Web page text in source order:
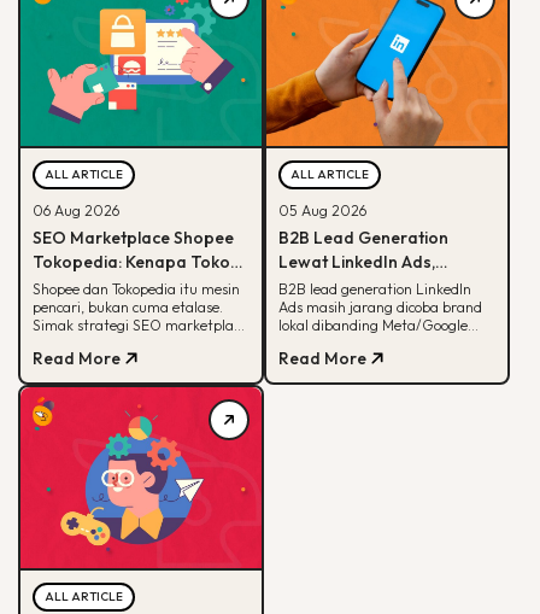
ALL ARTICLE
06 Aug 2026
SEO Marketplace Shopee
Tokopedia: Kenapa Toko
Online-mu Perlu Lebih dari
Sekadar Etalase
Shopee dan Tokopedia itu mesin
pencari, bukan cuma etalase.
Simak strategi SEO marketplace
produkmu lebih mudah
ditemukan.
Read More
ALL ARTICLE
05 Aug 2026
B2B Lead Generation
Lewat LinkedIn Ads,
Strategi yang Masih
Jarang Dicoba Brand
Lokal
B2B lead generation LinkedIn
Ads masih jarang dicoba brand
lokal dibanding Meta/Google
unggul buat B2B dan cara
eksekusinya.
Read More
ALL ARTICLE